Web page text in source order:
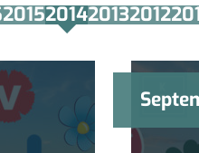
2015201420132012